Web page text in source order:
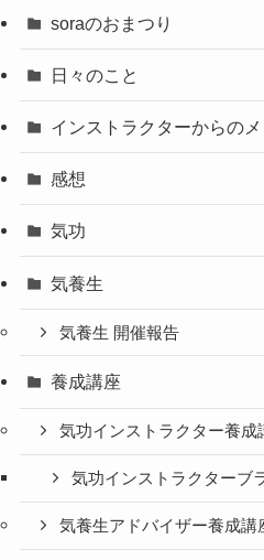
soraのおまつり
日々のこと
インストラクターからの
感想
気功
気養生
気養生 開催報告
養成講座
気功インストラクター養成
気功インストラクターブ
気養生アドバイザー養成講